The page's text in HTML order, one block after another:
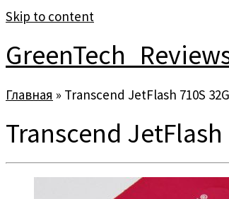
Skip to content
Главная » Transcend JetFlash 710S
Transcend